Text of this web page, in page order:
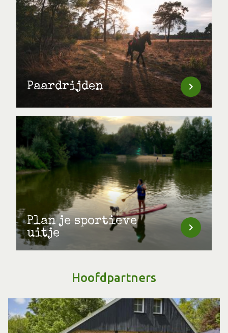
Paardrijden
Plan je sportieve
uitje
Hoofdpartners